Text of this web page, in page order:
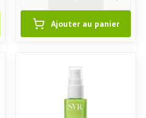
Ajouter au panier